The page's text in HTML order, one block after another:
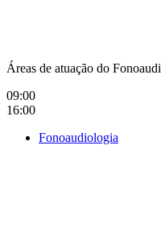
Áreas de atuação do
09:00
16:00
Fonoaudiologia